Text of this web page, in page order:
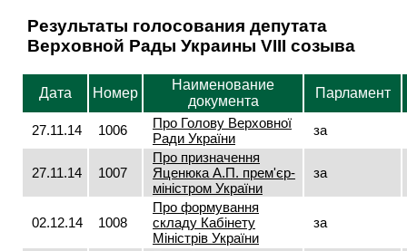
Результаты голосования депутата
Верховной Рады Украины VIII созыва
Дата Номер
Наименование
документа
Парламент
27.11.14 1006
Про Голову Верховної
Ради України
за
27.11.14 1007
Про призначення
Яценюка А.П. прем'єр-
міністром України
за
02.12.14 1008
Про формування
складу Кабінету
Міністрів України
за